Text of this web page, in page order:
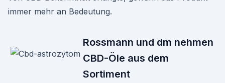
immer mehr an Bedeutung.
Rossmann und dm nehmen
CBD-Öle aus dem
Sortiment